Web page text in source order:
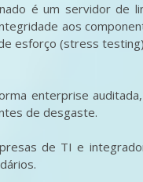
é um servidor de
aos
esforço (stress
enterprise
de desgaste.
de TI e